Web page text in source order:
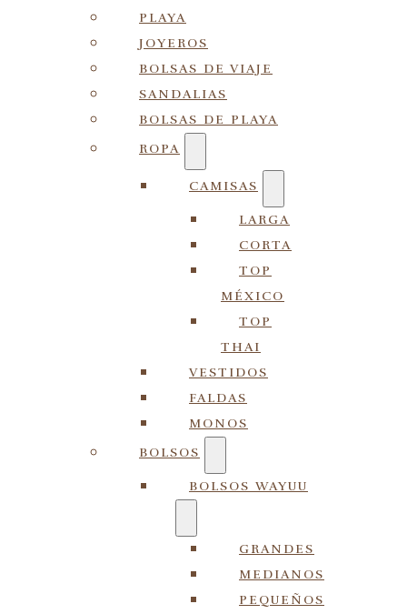
PLAYA
JOYEROS
BOLSAS DE VIAJE
SANDALIAS
BOLSAS DE PLAYA
ROPA
CAMISAS
LARGA
CORTA
TOP
MÉXICO
TOP
THAI
VESTIDOS
FALDAS
MONOS
BOLSOS
BOLSOS WAYUU
GRANDES
MEDIANOS
PEQUEÑOS